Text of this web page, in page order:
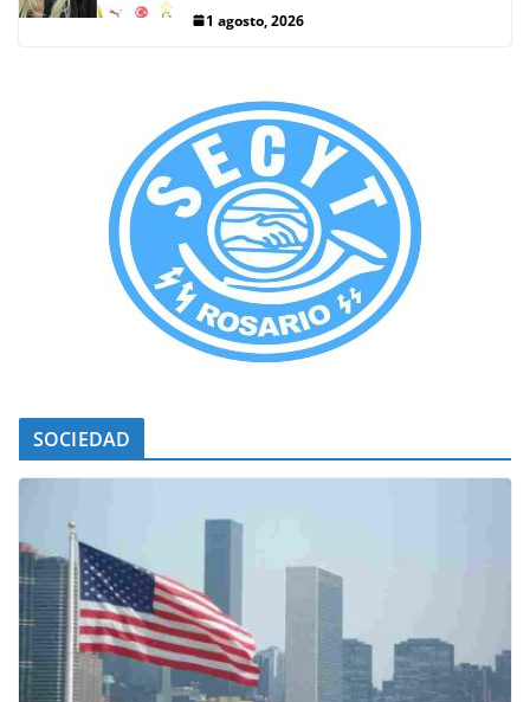
1 agosto, 2026
SOCIEDAD